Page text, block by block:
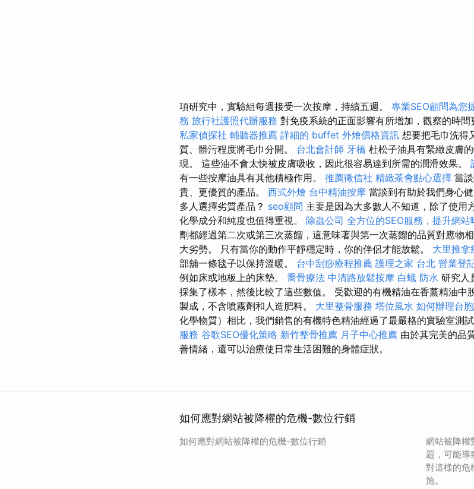
項研究中，實驗組每週接受一次按摩，持續五週。 專業SEO顧問為您
務 旅行社護照代辦服務 對免疫系統的正面影響有所增加，觀察的時間
私家偵探社 輔聽器推薦 詳細的 buffet 外燴價格資訊 想要把毛巾洗得
質、髒污程度將毛巾分開。 台北會計師 牙橋 杜松子油具有緊緻皮膚
現。 這些油不會太快被皮膚吸收，因此很容易達到所需的潤滑效果。
有一些按摩油具有其他積極作用。 推薦徵信社 精緻茶會點心選擇 當
貴、更優質的產品。 西式外燴 台中精油按摩 當談到有助於我們身心
多人選擇劣質產品？ seo顧問 主要是因為大多數人不知道，除了使用
化學成分和純度也值得重視。 除蟲公司 全方位的SEO服務，提升網站
劑都經過第二次或第三次蒸餾，這意味著與第一次蒸餾的品質對應物
大劣勢。 只有當你的動作平靜穩定時，你的伴侶才能放鬆。 大里推拿
部舖一條毯子以保持溫暖。 台中刮痧療程推薦 護理之家 台北 營業登
例如床或地板上的床墊。 喬骨療法 中清路放鬆按摩 白蟻 防水 研究人
採集了樣本，然後比較了這些數值。 受歡迎的有機精油在香薰精油中
製成，不含噴霧劑和人造肥料。 大里整骨服務 塔位風水 如何辦理台
化學物質）相比，我們銷售的有機特色精油經過了最嚴格的實驗室測試
服務 谷歌SEO優化策略 新竹整骨推薦 月子中心推薦 由於其完美的品​​
善情緒，還可以治療使日常生活困難的身體症狀。
如何應對網站被降權的危機-數位行銷
如何應對網站被降權的危機-數位行銷
網站被降權
題，可能導
對這樣的危
施。